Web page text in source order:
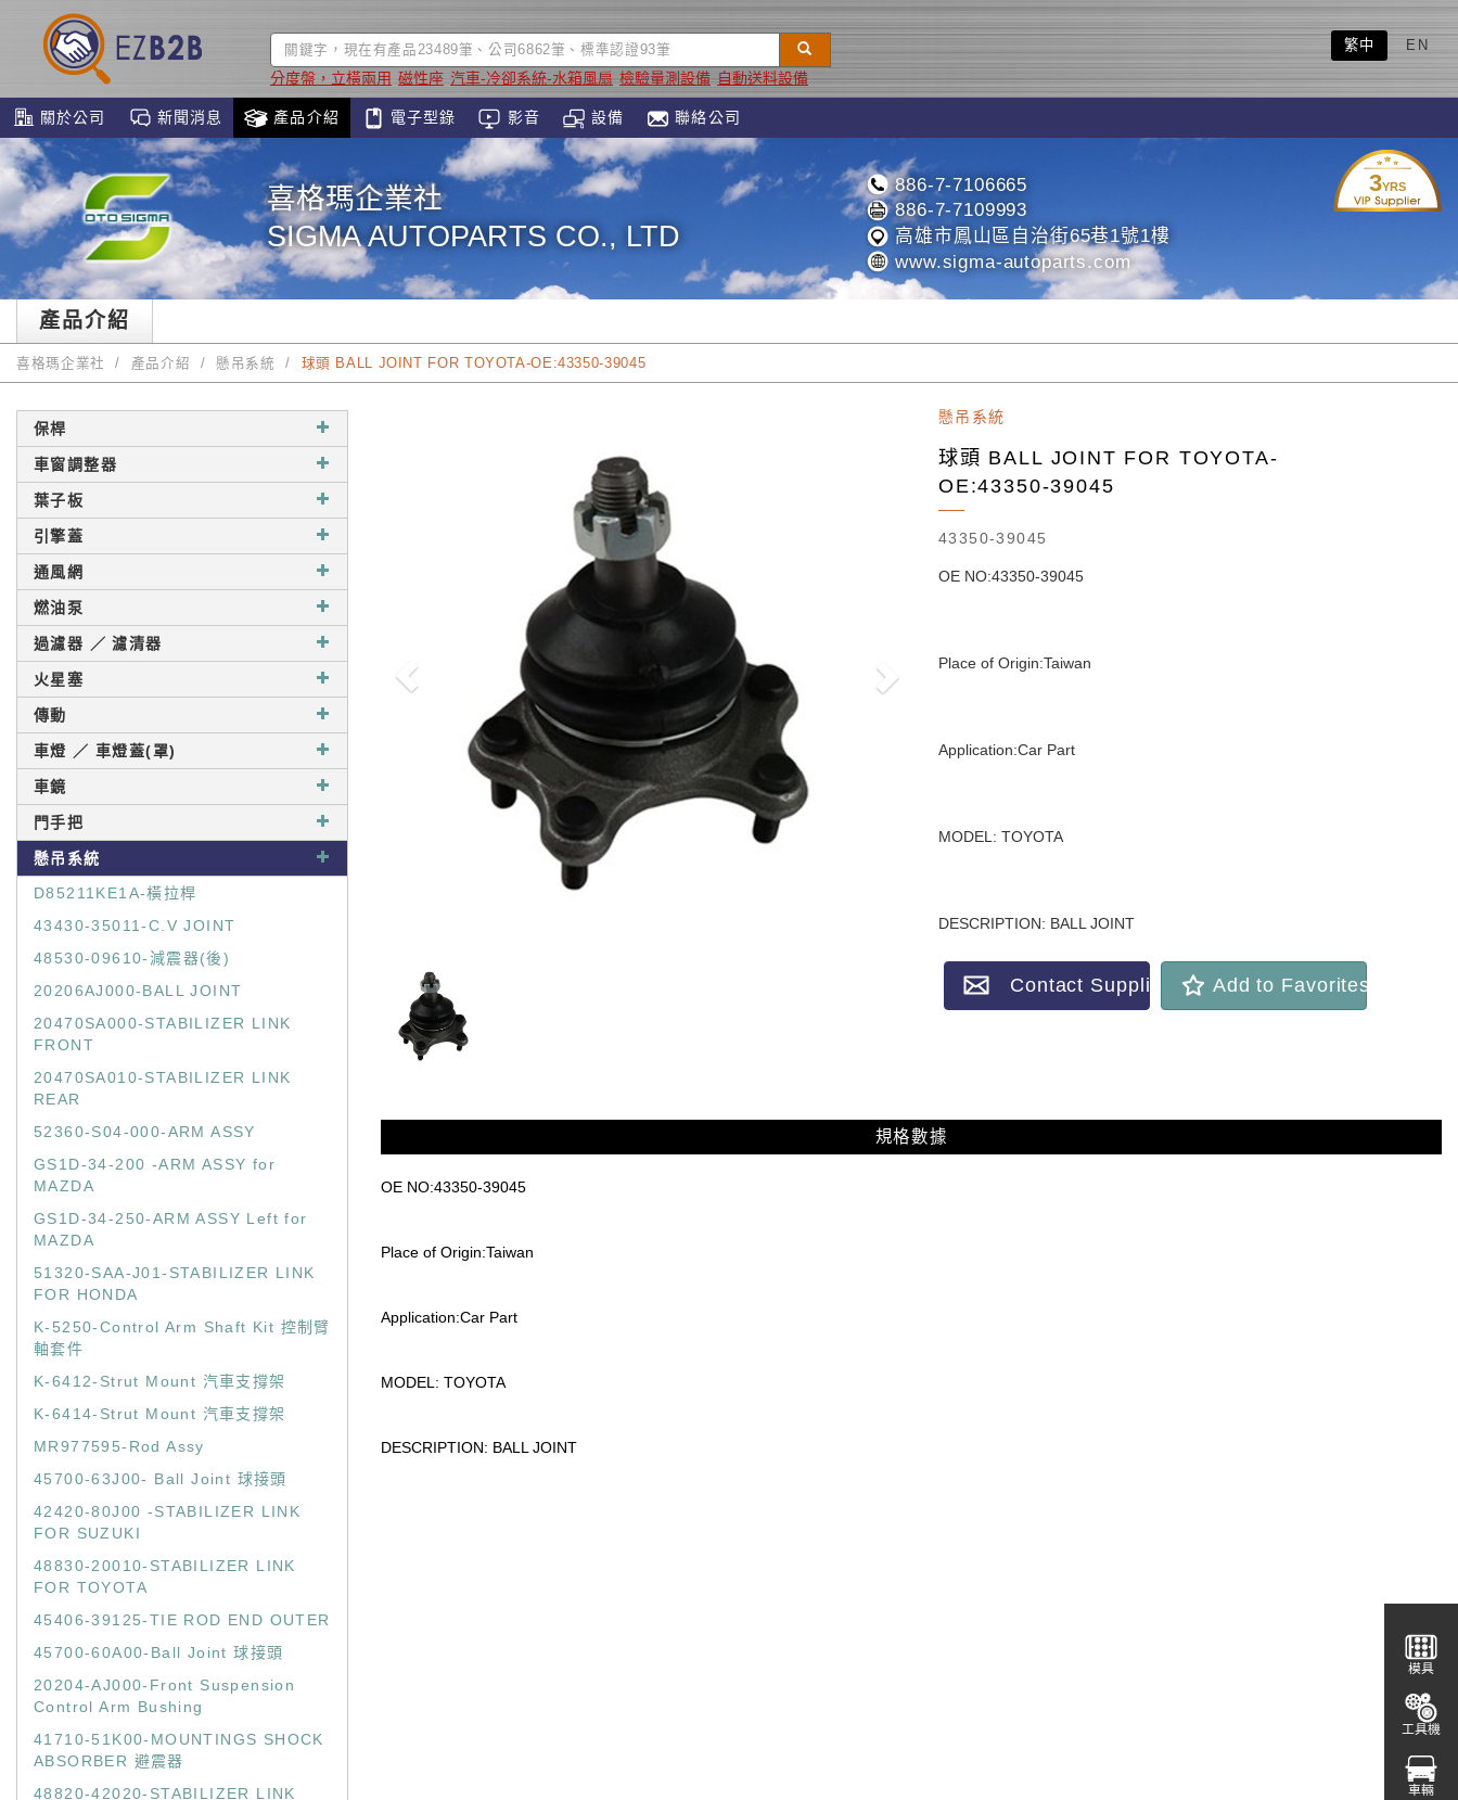
分度盤，立橫兩用 磁性座 汽車-冷卻系統-水箱風扇 檢驗量測設備 自動送料設備
繁中 EN
關於公司 新聞消息 產品介紹 電子型錄 影音 設備 聯絡公司
3YRS
喜格瑪企業社
SIGMA AUTOPARTS CO., LTD
886-7-7106665
886-7-7109993
高雄市鳳山區自治街65巷1號1樓
www.sigma-autoparts.com
產品介紹
喜格瑪企業社 產品介紹 懸吊系統 球頭 BALL JOINT FOR TOYOTA-OE:43350-39045
保桿
車窗調整器
葉子板
引擎蓋
通風網
燃油泵
過濾器 ／ 濾清器
火星塞
傳動
車燈 ／ 車燈蓋(罩)
車鏡
門手把
懸吊系統
D85211KE1A-橫拉桿
43430-35011-C.V JOINT
48530-09610-減震器(後)
20206AJ000-BALL JOINT
20470SA000-STABILIZER LINK
FRONT
20470SA010-STABILIZER LINK
REAR
52360-S04-000-ARM ASSY
GS1D-34-200 -ARM ASSY for
MAZDA
GS1D-34-250-ARM ASSY Left for
MAZDA
51320-SAA-J01-STABILIZER LINK
FOR HONDA
K-5250-Control Arm Shaft Kit 控制臂
軸套件
K-6412-Strut Mount 汽車支撐架
K-6414-Strut Mount 汽車支撐架
MR977595-Rod Assy
45700-63J00- Ball Joint 球接頭
42420-80J00 -STABILIZER LINK
FOR SUZUKI
48830-20010-STABILIZER LINK
FOR TOYOTA
45406-39125-TIE ROD END OUTER
45700-60A00-Ball Joint 球接頭
20204-AJ000-Front Suspension
Control Arm Bushing
41710-51K00-MOUNTINGS SHOCK
ABSORBER 避震器
48820-42020-STABILIZER LINK
懸吊系統
球頭 BALL JOINT FOR TOYOTA-
OE:43350-39045
43350-39045
OE NO:43350-39045
Place of Origin:Taiwan
Application:Car Part
MODEL: TOYOTA
DESCRIPTION: BALL JOINT
Contact Supplier Add to Favorites
規格數據
OE NO:43350-39045
Place of Origin:Taiwan
Application:Car Part
MODEL: TOYOTA
DESCRIPTION: BALL JOINT
模具
工具機
車輛